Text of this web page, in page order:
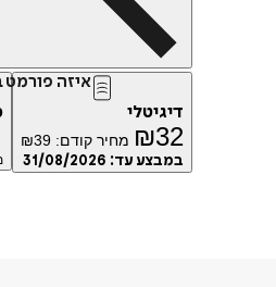
איזה
דיגיטלי
₪32 מחיר קודם: ₪39
במבצע עד: 31/08/2026